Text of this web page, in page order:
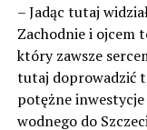
– Jadąc tutaj
Zachodnie i ojcem
który zawsze
tutaj doprowadzić
potężne
wodnego do